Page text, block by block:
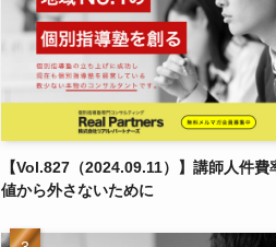
【Vol.827（2024.09.11）】講師人件費
値から外さないために